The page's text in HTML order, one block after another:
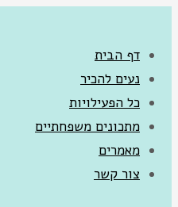
דף הבית
נעים להכיר
כל הפעילויות
מתכונים משפחתיים
מאמרים
צור קשר